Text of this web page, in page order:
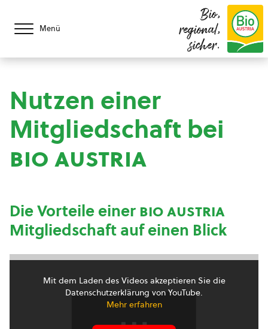
Menü
Bio,
regional,
sicher.
Nutzen einer
Mitgliedschaft bei
bio austria
Die Vorteile einerbio austria
Mitgliedschaft auf einen Blick
Mit dem Laden des Videos akzeptieren Sie die
Datenschutzerklärung von YouTube.
Mehr erfahren